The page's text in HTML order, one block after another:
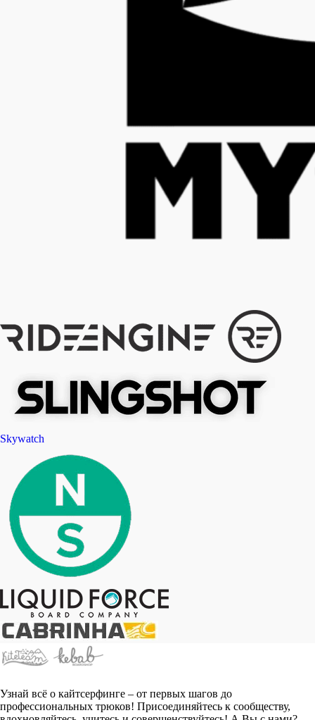
Skywatch
Узнай всё о кайтсерфинге – от первых шагов до
профессиональных трюков! Присоединяйтесь к сообществу,